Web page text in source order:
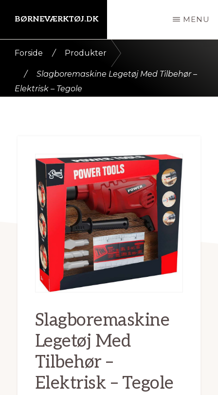
indhold
BØRNEVÆRKTØJ.DK MENU
Forside / Produkter
/
Slagboremaskine Legetøj Med Tilbehør –
Elektrisk – Tegole
Slagboremaskine
Legetøj Med
Tilbehør –
Elektrisk – Tegole